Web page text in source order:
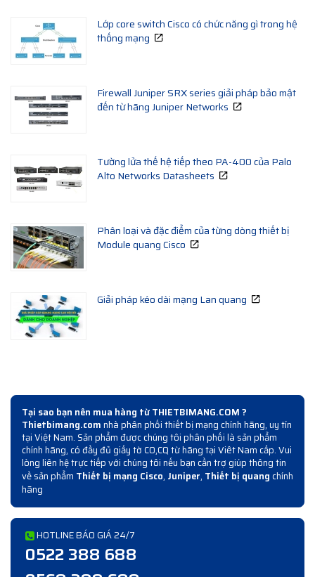
Lớp core switch Cisco có chức năng gì trong hệ
thống mạng
Firewall Juniper SRX series giải pháp bảo mật
đến từ hãng Juniper Networks
Tường lửa thế hệ tiếp theo PA-400 của Palo
Alto Networks Datasheets
Phân loại và đặc điểm của từng dòng thiết bị
Module quang Cisco
Giải pháp kéo dài mạng Lan quang
Tại sao bạn nên mua hàng từ THIETBIMANG.COM ?
Thietbimang.comnhà phân phối thiết bị mạng chính hãng, uy tín
tại Việt Nam. Sản phẩm được chúng tôi phân phối là sản phẩm
chính hãng, có đầy đủ giấy tờ CO,CQ từ hãng tại Viêt Nam cấp. Vui
lòng liên hệ trực tiếp với chúng tôi nếu bạn cần trợ giúp thông tin
về sản phẩm Thiết bị mạng Cisco, Juniper, Thiết bị quangchính
hãng
HOTLINE BÁO GIÁ 24/7
0522 388 688